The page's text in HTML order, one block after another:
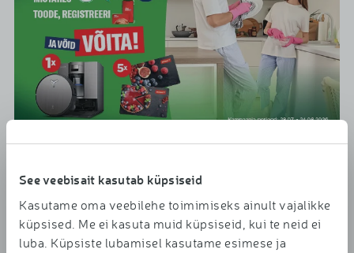
See veebisait kasutab küpsiseid
Kasutame oma veebilehe toimimiseks ainult vajalikke
küpsised. Me ei kasuta muid küpsiseid, kui te neid ei
luba. Küpsiste lubamisel kasutame esimese ja